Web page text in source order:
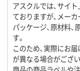
アスクルでは、サイ
ておりますが、メーカ
パッケージ、原材料
す。
このため、実際にお
が異なる場合がござ